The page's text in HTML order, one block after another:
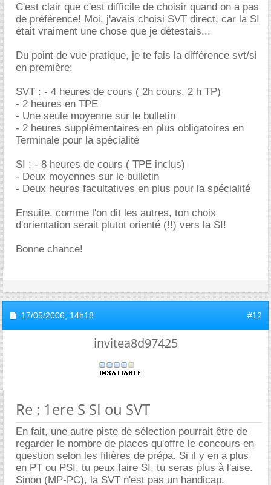
C'est clair que c'est difficile de choisir quand on a pas
de préférence! Moi, j'avais choisi SVT direct, car la SI
était vraiment une chose que je détestais...
Du point de vue pratique, je te fais la différence svt/si
en première:
SVT : - 4 heures de cours ( 2h cours, 2 h TP)
- 2 heures en TPE
- Une seule moyenne sur le bulletin
- 2 heures supplémentaires en plus obligatoires en
Terminale pour la spécialité
SI : - 8 heures de cours ( TPE inclus)
- Deux moyennes sur le bulletin
- Deux heures facultatives en plus pour la spécialité
Ensuite, comme l'on dit les autres, ton choix
d'orientation serait plutot orienté (!!) vers la SI!
Bonne chance!
17/05/2006, 14h18 #12
invitea8d97425
Re : 1ere S SI ou SVT
En fait, une autre piste de sélection pourrait être de
regarder le nombre de places qu'offre le concours en
question selon les filières de prépa. Si il y en a plus
en PT ou PSI, tu peux faire SI, tu seras plus à l'aise.
Sinon (MP-PC), la SVT n'est pas un handicap.